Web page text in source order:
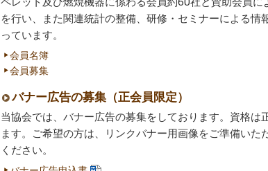
を行い、また関連統計の整備、研修・セミナーによる
っています。
会員名簿
会員募集
バナー広告の募集（正会員限定）
当協会では、バナー広告の募集をしております。資格
ます。ご希望の方は、リンクバナー用画像をご準備い
ください。